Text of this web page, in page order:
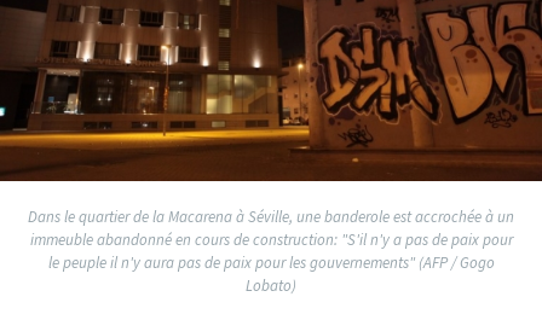
Dans le quartier de la Macarena à Séville, une banderole est accrochée à un
immeuble abandonné en cours de construction: "S'il n'y a pas de paix pour
le peuple il n'y aura pas de paix pour les gouvernements" (AFP / Gogo
Lobato)